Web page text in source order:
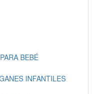
BEBÉ
INFANTILES